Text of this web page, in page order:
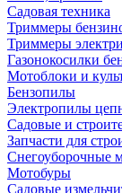
Садовая техника
Триммеры
Триммеры
Газонокосилки
Мотоблоки и
Бензопилы
Электропилы
Садовые и
Запчасти для
Снегоуборочные
Мотобуры
Садовые